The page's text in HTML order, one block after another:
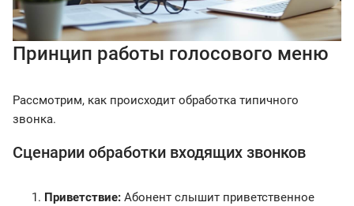
Принцип работы голосового меню
Рассмотрим, как происходит обработка типичного
звонка.
Сценарии обработки входящих звонков
Приветствие: Абонент слышит приветственное